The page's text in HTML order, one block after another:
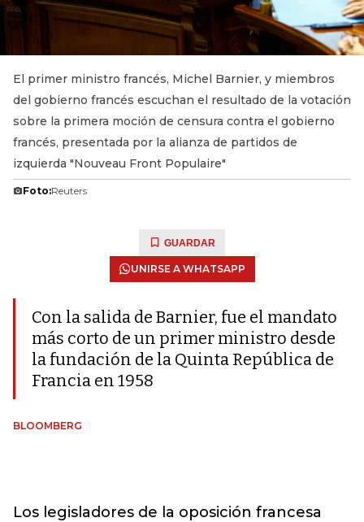
El primer ministro francés, Michel Barnier, y miembros
del gobierno francés escuchan el resultado de la votación
sobre la primera moción de censura contra el gobierno
francés, presentada por la alianza de partidos de
izquierda "Nouveau Front Populaire"
Foto:Reuters
GUARDAR
UNIRSE A WHATSAPP
Con la salida de Barnier, fue el mandato
más corto de un primer ministro desde
la fundación de la Quinta República de
Francia en 1958
BLOOMBERG
Los legisladores de la oposición francesa